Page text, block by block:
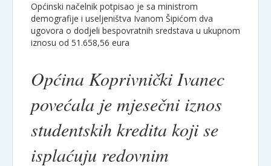
Općinski načelnik potpisao je sa ministrom
demografije i useljeništva Ivanom Šipićom dva
ugovora o dodjeli bespovratnih sredstava u ukupnom
iznosu od 51.658,56 eura
Općina Koprivnički Ivanec
povećala je mjesečni iznos
studentskih kredita koji se
isplaćuju redovnim